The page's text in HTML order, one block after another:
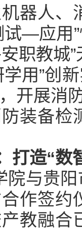
器人、
—应用”
职教城
用”创
开展消
装备
打造“数
院与贵
作签约
教融合